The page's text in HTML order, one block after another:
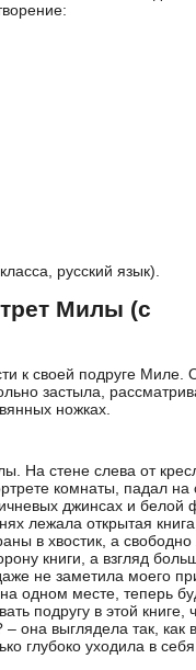
русский язык).
Милы (с
к своей подруге Миле.
застыла,
ножках.
На стене слева от
комнаты, падал
джинсах и
лежала открытая
в хвостик, а
книги, а взгляд
не заметила моего
месте, теперь
подругу в этой книге,
выглядела так, как
глубоко уходила в себя.